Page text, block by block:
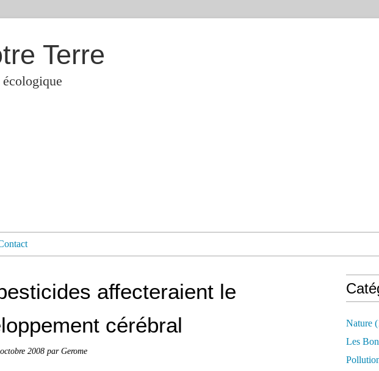
Terre
affecteraient le
cérébral
2008 par Gerome
Nature
Les